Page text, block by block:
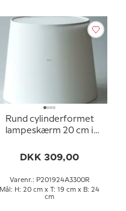
Rund cylinderformet
lampeskærm 20 cm i
DKK 309,00
Varenr.: P201924A3300R
Mål: H: 20 cm x T: 19 cm x B: 24
cm